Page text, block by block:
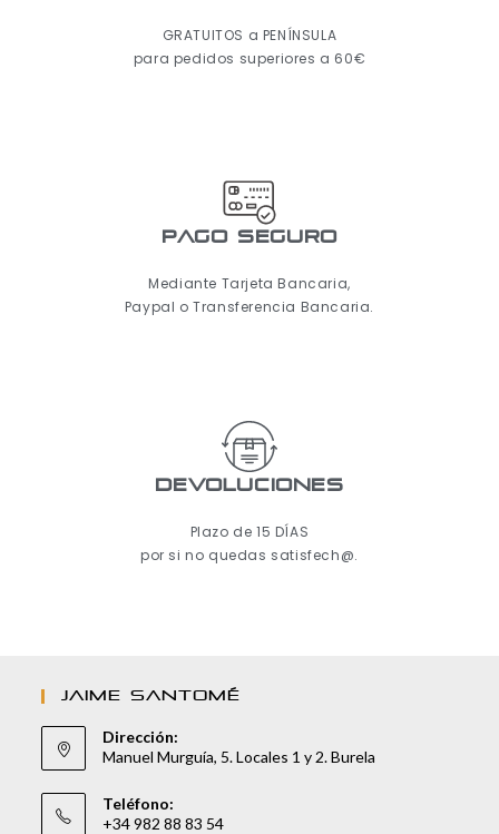
GRATUITOS a PENÍNSULA
para pedidos superiores a 60€
pago seguro
Mediante Tarjeta Bancaria,
Paypal o Transferencia Bancaria.
Devoluciones
Plazo de 15 DÍAS
por si no quedas satisfech@.
JAIME SANTOMÉ
Dirección:
Manuel Murguía, 5. Locales 1 y 2. Burela
Teléfono:
+34 982 88 83 54